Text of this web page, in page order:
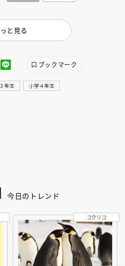
と見る
ブックマーク
年生 小学４年生
今日のトレンド
コクリコ